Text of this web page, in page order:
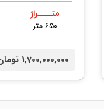
متــــراژ
۶۵۰ متر
1,700,000,000 تومان /